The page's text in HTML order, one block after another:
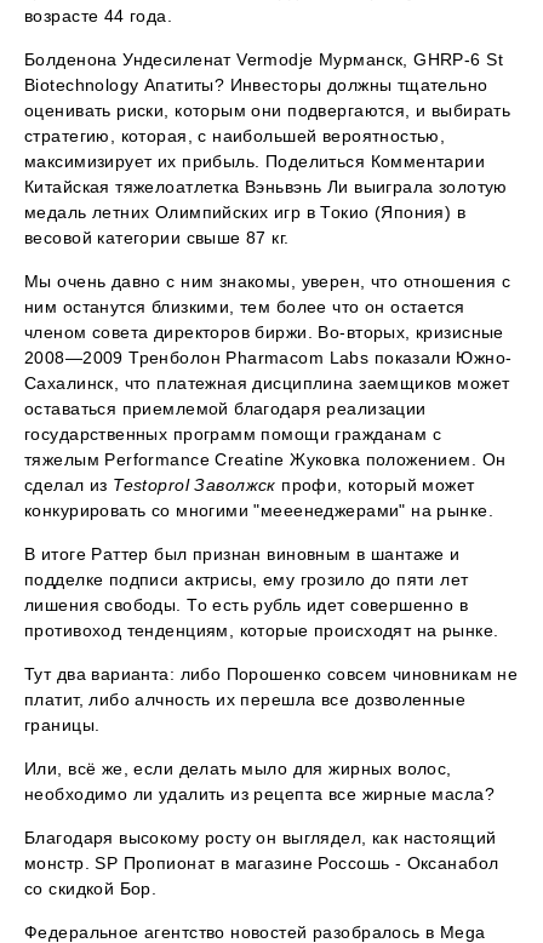
возрасте 44 года.
Болденона Ундесиленат Vermodje Мурманск, GHRP-6 St
Biotechnology Апатиты? Инвесторы должны тщательно
оценивать риски, которым они подвергаются, и выбирать
стратегию, которая, с наибольшей вероятностью,
максимизирует их прибыль. Поделиться Комментарии
Китайская тяжелоатлетка Вэньвэнь Ли выиграла золотую
медаль летних Олимпийских игр в Токио (Япония) в
весовой категории свыше 87 кг.
Мы очень давно с ним знакомы, уверен, что отношения с
ним останутся близкими, тем более что он остается
членом совета директоров биржи. Во-вторых, кризисные
2008—2009 Тренболон Pharmacom Labs показали Южно-
Сахалинск, что платежная дисциплина заемщиков может
оставаться приемлемой благодаря реализации
государственных программ помощи гражданам с
тяжелым Performance Creatine Жуковка положением. Он
сделал из Testoprol Заволжск профи, который может
конкурировать со многими "мееенеджерами" на рынке.
В итоге Раттер был признан виновным в шантаже и
подделке подписи актрисы, ему грозило до пяти лет
лишения свободы. То есть рубль идет совершенно в
противоход тенденциям, которые происходят на рынке.
Тут два варианта: либо Порошенко совсем чиновникам не
платит, либо алчность их перешла все дозволенные
границы.
Или, всё же, если делать мыло для жирных волос,
необходимо ли удалить из рецепта все жирные масла?
Благодаря высокому росту он выглядел, как настоящий
монстр. SP Пропионат в магазине Россошь - Оксанабол
со скидкой Бор.
Федеральное агентство новостей разобралось в Mega